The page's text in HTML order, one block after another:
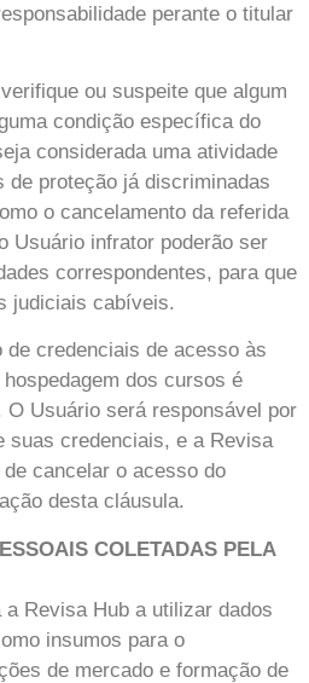
perante o titular
ou suspeite que algum
condição específica do
considerada uma atividade
de proteção já discriminadas
o cancelamento da referida
Usuário infrator poderão ser
correspondentes, para que
judiciais cabíveis.
de credenciais de acesso às
dos cursos é
O Usuário será responsável por
suas credenciais, e a Revisa
cancelar o acesso do
desta cláusula.
COLETADAS PELA
Revisa Hub a utilizar dados
insumos para o
de mercado e formação de